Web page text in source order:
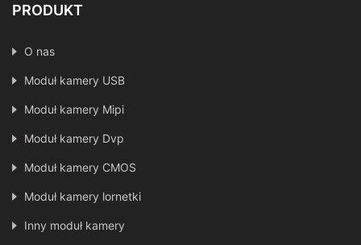
PRODUKT
O nas
Moduł kamery USB
Moduł kamery Mipi
Moduł kamery Dvp
Moduł kamery CMOS
Moduł kamery lornetki
Inny moduł kamery